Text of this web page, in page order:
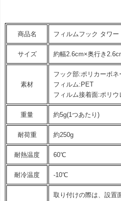
商品名 フィルムフック タワー
サイズ 約幅2.6cm×奥行き
素材
フック部:ポリカーボネ
フィルム:PET
フィルム接着面:ポリウ
重量 約5g(1つあたり)
耐荷重 約250g
耐熱温度 60℃
耐冷温度 -10℃
取り付けの際は、設置